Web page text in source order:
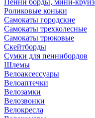
Пенни борды, мини-
Роликовые коньки
Самокаты городские
Самокаты трехколесные
Самокаты трюковые
Скейтборды
Сумки для пеннибордов
Шлемы
Велоаксессуары
Велоаптечки
Велозамки
Велозвонки
Велокресла